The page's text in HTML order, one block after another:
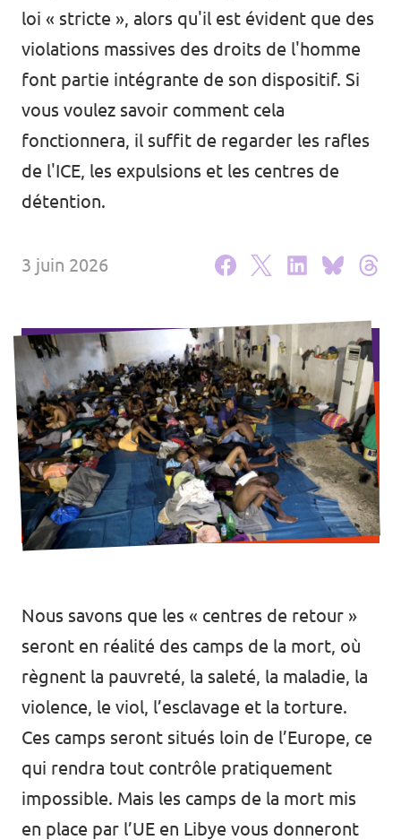
Agenda
Volt FALC
Donner
Participer
Postes ouverts
Adhérer
loi « stricte », alors qu'il est évident que des
violations massives des droits de l'homme
font partie intégrante de son dispositif. Si
vous voulez savoir comment cela
fonctionnera, il suffit de regarder les rafles
de l'ICE, les expulsions et les centres de
détention.
3 juin 2026
Nous savons que les « centres de retour »
seront en réalité des camps de la mort, où
règnent la pauvreté, la saleté, la maladie, la
violence, le viol, l’esclavage et la torture.
Ces camps seront situés loin de l’Europe, ce
qui rendra tout contrôle pratiquement
impossible. Mais les camps de la mort mis
en place par l’UE en Libye vous donneront